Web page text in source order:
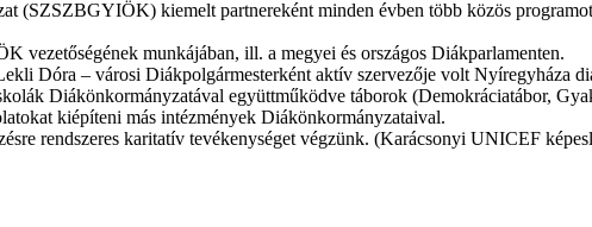
(SZSZBGYIÖK) kiemelt partnereként minden évben több közös
vezetőségének munkájában, ill. a megyei és országos Diákparlamenten.
Dóra – városi Diákpolgármesterként aktív szervezője volt Nyíregyháza
Diákönkormányzatával együttműködve táborok (Demokráciatábor,
kiépíteni más intézmények Diákönkormányzataival.
rendszeres karitatív tevékenységet végzünk. (Karácsonyi UNICEF